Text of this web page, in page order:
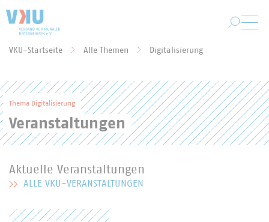
VKU-Startseite Alle Themen Digitalisierung
Thema Digitalisierung
Veranstaltungen
Aktuelle Veranstaltungen
MEHR ZU AKTUELLE VERANSTALTUNGEN
ALLE VKU-VERANSTALTUNGEN